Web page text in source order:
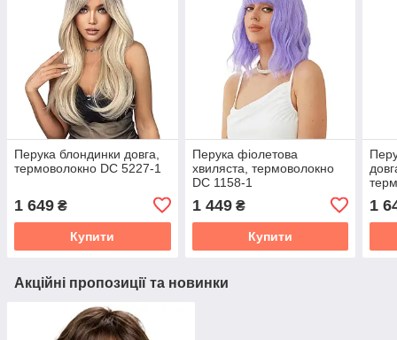
Перука блондинки довга,
термоволокно DC 5227-1
1 649 ₴
Купити
Перука фіолетова
хвиляста, термоволокно
DC 1158-1
1 449₴
Купити
1
Акційні пропозиції та новинки